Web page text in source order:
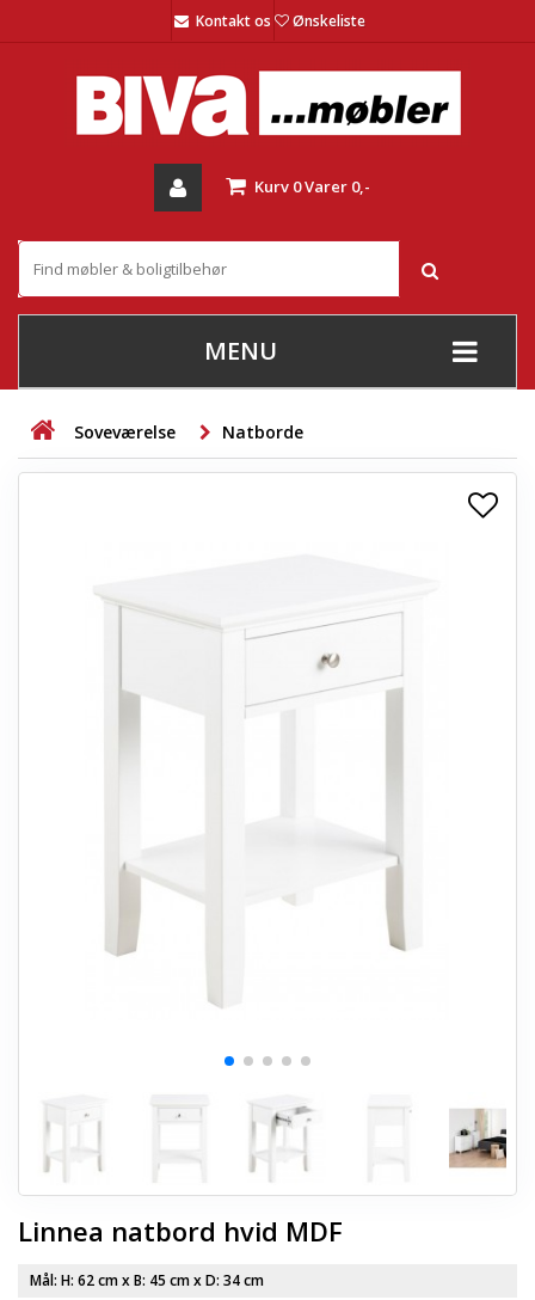
Kontakt os Ønskeliste
Kurv 0Varer 0,-
MENU
+
STUE
+
BØRNEMØBLER
ENTREMØBLER
SPAR PENGE PÅ UDVALGTE VARER
Soveværelse Natborde
Linnea natbord hvid MDF
Mål: H: 62 cmx B: 45 cmx D: 34 cm